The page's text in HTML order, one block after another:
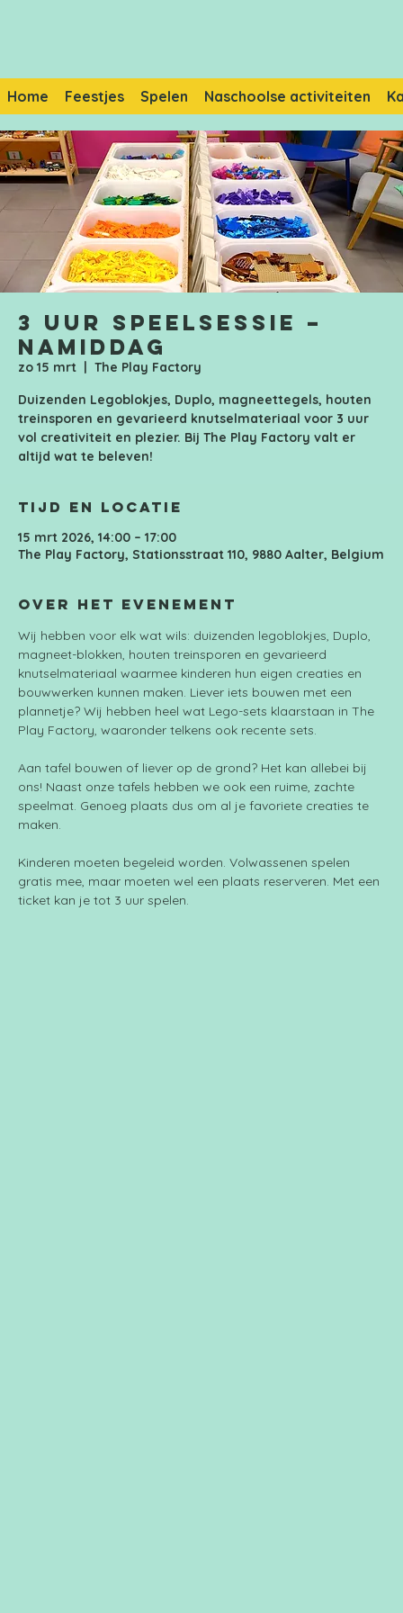
Home Feestjes Spelen Naschoolse activiteiten
3 uur speelsessie –
Namiddag
zo 15 mrt
  |
The Play Factory
Duizenden Legoblokjes, Duplo, magneettegels, houten
treinsporen en gevarieerd knutselmateriaal voor 3 uur
vol creativiteit en plezier. Bij The Play Factory valt er
Tijd en locatie
15 mrt 2026, 14:00 – 17:00
The Play Factory, Stationsstraat 110, 9880 Aalter, Belgium
Over het evenement
Wij hebben voor elk wat wils: duizenden legoblokjes, Duplo,
magneet-blokken, houten treinsporen en gevarieerd
knutselmateriaal waarmee kinderen hun eigen creaties en
bouwwerken kunnen maken. Liever iets bouwen met een
plannetje? Wij hebben heel wat Lego-sets klaarstaan in The
Play Factory, waaronder telkens ook recente sets.
Aan tafel bouwen of liever op de grond? Het kan allebei bij
ons! Naast onze tafels hebben we ook een ruime, zachte
speelmat. Genoeg plaats dus om al je favoriete creaties te
maken.
Kinderen moeten begeleid worden. Volwassenen spelen
gratis mee, maar moeten wel een plaats reserveren. Met een
ticket kan je tot 3 uur spelen.